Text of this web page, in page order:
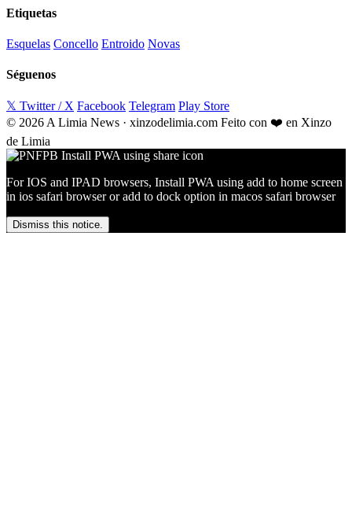
Etiquetas
Esquelas Concello Entroido Novas
Séguenos
𝕏 Twitter / X Facebook Telegram Play Store
© 2026 A Limia News · xinzodelimia.com Feito con ❤️ en Xinzo
de Limia
For IOS and IPAD browsers, Install PWA using add to home screen
in ios safari browser or add to dock option in macos safari browser
Dismiss this notice.